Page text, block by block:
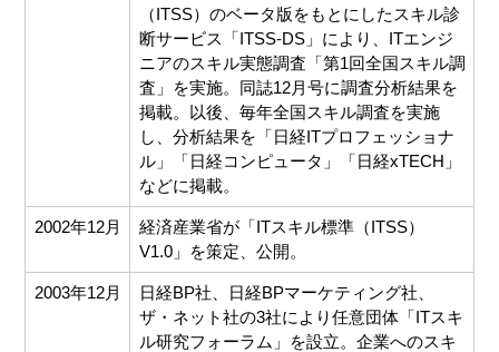
（ITSS）のベータ版をもとにしたスキル診
断サービス「ITSS-DS」により、ITエンジ
ニアのスキル実態調査「第1回全国スキル調
査」を実施。同誌12月号に調査分析結果を
掲載。以後、毎年全国スキル調査を実施
し、分析結果を「日経ITプロフェッショナ
ル」「日経コンピュータ」「日経xTECH」
などに掲載。
2002年12月
経済産業省が「ITスキル標準（ITSS）
V1.0」を策定、公開。
2003年12月
日経BP社、日経BPマーケティング社、
ザ・ネット社の3社により任意団体「ITスキ
ル研究フォーラム」を設立。企業へのスキ